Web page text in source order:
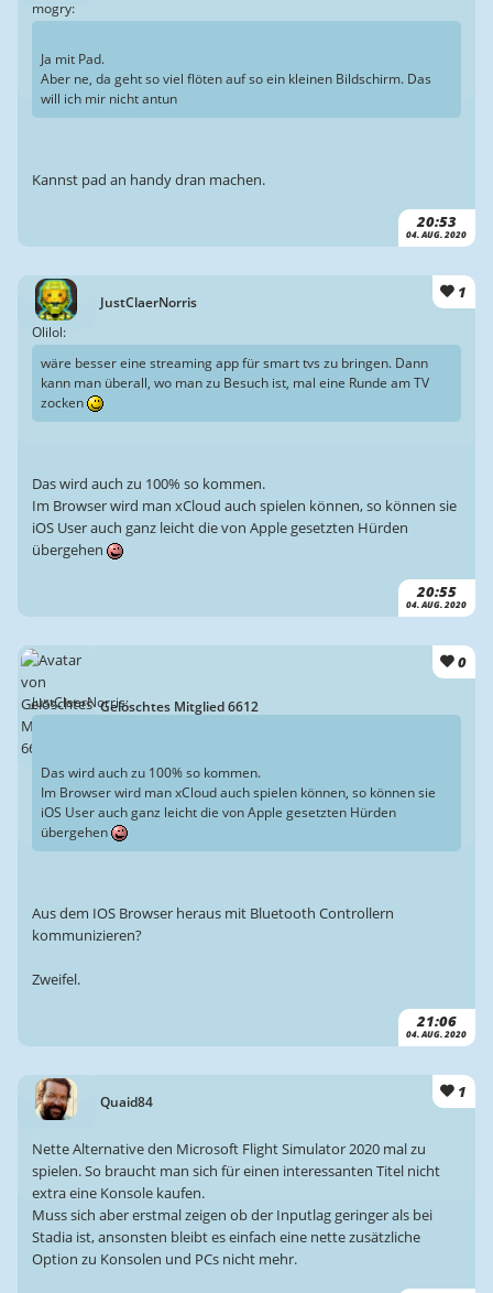
20:53
04. AUG. 2020
mogry:
Ja mit Pad.
Aber ne, da geht so viel flöten auf so ein kleinen Bildschirm. Das
will ich mir nicht antun
Kannst pad an handy dran machen.
JustClaerNorris
1
20:55
04. AUG. 2020
Olilol:
wäre besser eine streaming app für smart tvs zu bringen. Dann
kann man überall, wo man zu Besuch ist, mal eine Runde am TV
zocken
Das wird auch zu 100% so kommen.
Im Browser wird man xCloud auch spielen können, so können sie
iOS User auch ganz leicht die von Apple gesetzten Hürden
übergehen
Gelöschtes Mitglied 6612
0
21:06
04. AUG. 2020
JustClaerNorris:
Das wird auch zu 100% so kommen.
Im Browser wird man xCloud auch spielen können, so können sie
iOS User auch ganz leicht die von Apple gesetzten Hürden
übergehen
Aus dem IOS Browser heraus mit Bluetooth Controllern
kommunizieren?
Zweifel.
Quaid84
1
Nette Alternative den Microsoft Flight Simulator 2020 mal zu
spielen. So braucht man sich für einen interessanten Titel nicht
extra eine Konsole kaufen.
Muss sich aber erstmal zeigen ob der Inputlag geringer als bei
Stadia ist, ansonsten bleibt es einfach eine nette zusätzliche
Option zu Konsolen und PCs nicht mehr.